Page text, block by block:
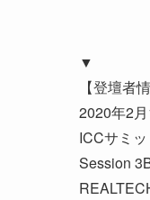
▼
【登壇者
2020年2
ICCサミ
Session